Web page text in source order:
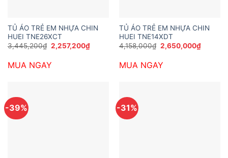
TỦ ÁO TRẺ EM NHỰA CHIN
HUEI TNE26XCT
3,445,200₫ Giá
gốc
3,445,200₫.
2,257,200₫Giá
hiện
MUA NGAY
TỦ ÁO TRẺ EM NHỰA CHIN
HUEI TNE14XDT
4,158,000₫ Giá
gốc
4,158,000₫.
2,650,000₫Giá
hiện
MUA NGAY
-39% -31%